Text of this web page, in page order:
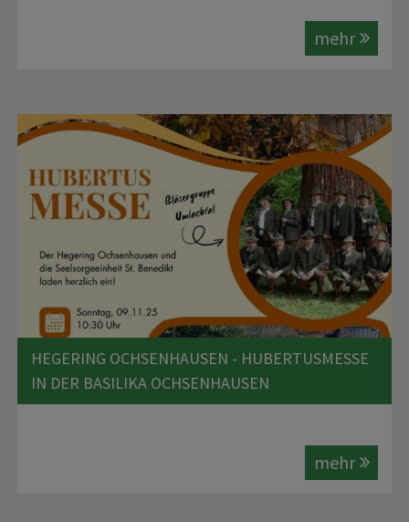
mehr
HEGERING OCHSENHAUSEN - HUBERTUSMESSE
IN DER BASILIKA OCHSENHAUSEN
mehr